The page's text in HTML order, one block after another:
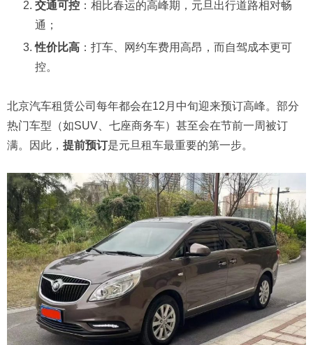
交通可控 ：相比春运的高峰期，元旦出行道路相对畅
通；
性价比高 ：打车、网约车费用高昂，而自驾成本更可
控。
北京汽车租赁公司每年都会在12月中旬迎来预订高峰。部分
热门车型（如SUV、七座商务车）甚至会在节前一周被订
满。因此， 提前预订是元旦租车最重要的第一步。